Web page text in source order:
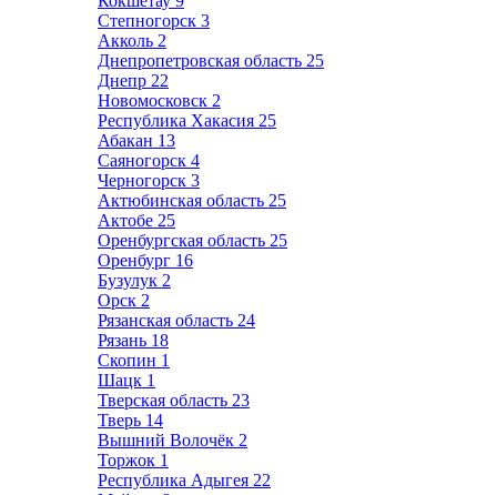
Степногорск 3
Акколь 2
Днепропетровская область 25
Днепр 22
Новомосковск 2
Республика Хакасия 25
Абакан 13
Саяногорск 4
Черногорск 3
Актюбинская область 25
Актобе 25
Оренбургская область 25
Оренбург 16
Бузулук 2
Орск 2
Рязанская область 24
Рязань 18
Скопин 1
Шацк 1
Тверская область 23
Тверь 14
Вышний Волочёк 2
Торжок 1
Республика Адыгея 22